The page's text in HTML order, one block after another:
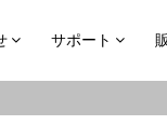
サポート